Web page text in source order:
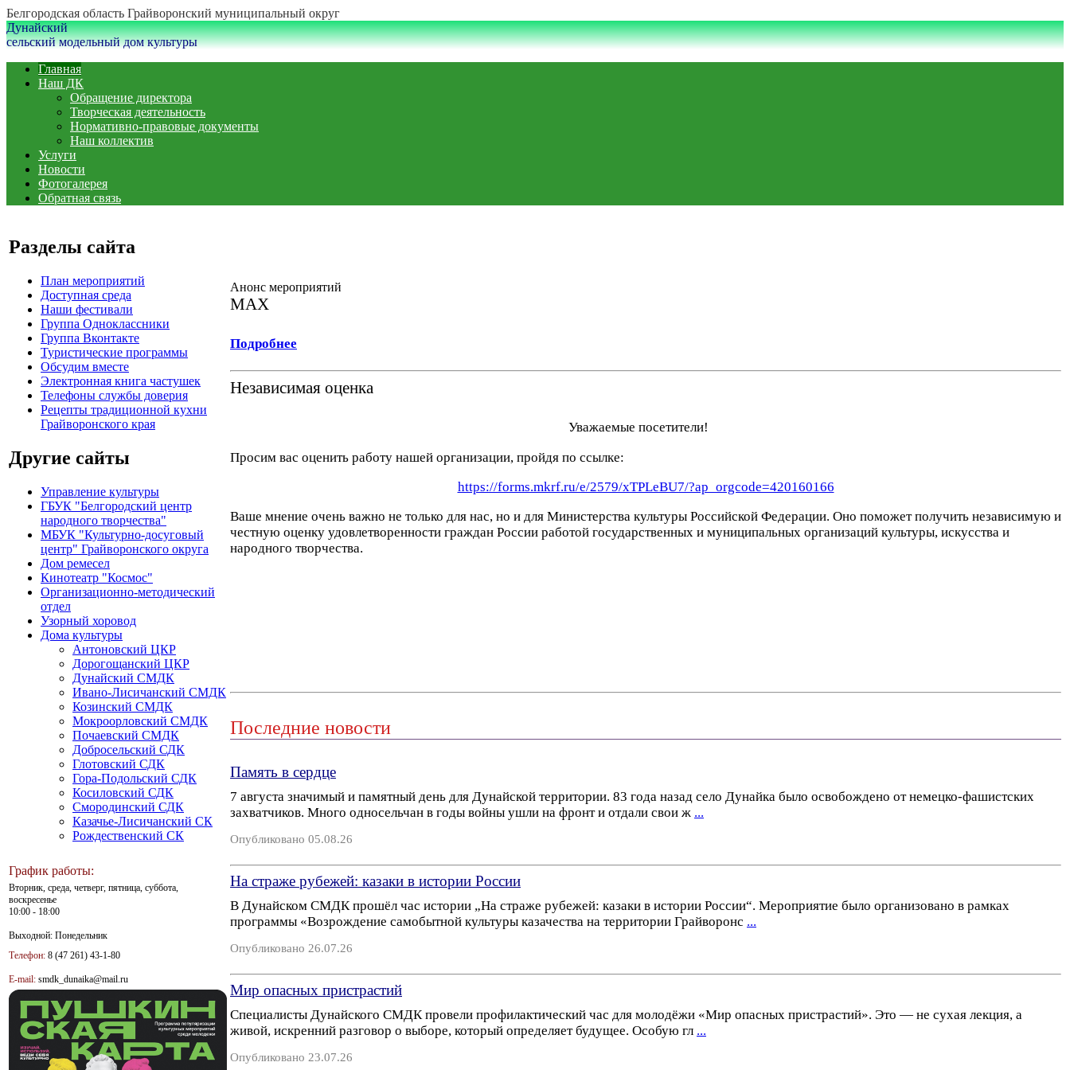
Белгородская область Грайворонский муниципальный округ
Дунайский
сельский модельный дом культуры
Главная
Наш ДК
Обращение директора
Творческая деятельность
Нормативно-правовые документы
Наш коллектив
Услуги
Новости
Фотогалерея
Обратная связь
Разделы сайта
План мероприятий
Доступная среда
Наши фестивали
Группа Одноклассники
Группа Вконтакте
Туристические программы
Обсудим вместе
Электронная книга частушек
Телефоны службы доверия
Рецепты традиционной кухни
Грайворонского края
Другие сайты
Управление культуры
ГБУК "Белгородский центр
народного творчества"
МБУК "Культурно-досуговый
центр" Грайворонского округа
Дом ремесел
Кинотеатр "Космос"
Организационно-методический
отдел
Узорный хоровод
Дома культуры
Антоновский ЦКР
Дорогощанский ЦКР
Дунайский СМДК
Ивано-Лисичанский СМДК
Козинский СМДК
Мокроорловский СМДК
Почаевский СМДК
Добросельский СДК
Глотовский СДК
Гора-Подольский СДК
Косиловский СДК
Смородинский СДК
Казачье-Лисичанский СК
Рождественский СК
График работы:
Вторник, среда, четверг, пятница, суббота,
воскресенье
10:00 - 18:00
Выходной: Понедельник
Телефон: 8 (47 261) 43-1-80
E-mail: smdk_dunaika@mail.ru
Анонс мероприятий
MAX
Подробнее
Независимая оценка
Уважаемые посетители!
Просим вас оценить работу нашей организации, пройдя по ссылке:
https://forms.mkrf.ru/e/2579/xTPLeBU7/?ap_orgcode=420160166
Ваше мнение очень важно не только для нас, но и для Министерства культуры Российской Федерации. Оно поможет получить независимую и
честную оценку удовлетворенности граждан России работой государственных и муниципальных организаций культуры, искусства и
народного творчества.
Последние новости
Память в сердце
7 августа значимый и памятный день для Дунайской территории. 83 года назад село Дунайка было освобождено от немецко-фашистских
захватчиков. Много односельчан в годы войны ушли на фронт и отдали свои ж ...
Опубликовано 05.08.26
На страже рубежей: казаки в истории России
В Дунайском СМДК прошёл час истории „На страже рубежей: казаки в истории России“. Мероприятие было организовано в рамках
программы «Возрождение самобытной культуры казачества на территории Грайворонс ...
Опубликовано 26.07.26
Мир опасных пристрастий
Специалисты Дунайского СМДК провели профилактический час для молодёжи «Мир опасных пристрастий». Это — не сухая лекция, а
живой, искренний разговор о выборе, который определяет будущее. Особую гл ...
Опубликовано 23.07.26